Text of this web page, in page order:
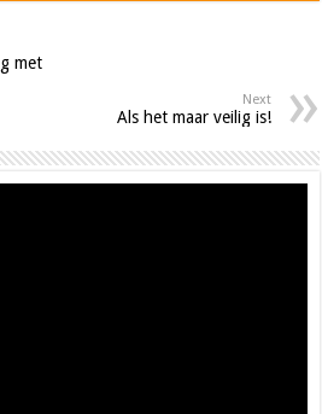
met
Next
Als het maar veilig is!